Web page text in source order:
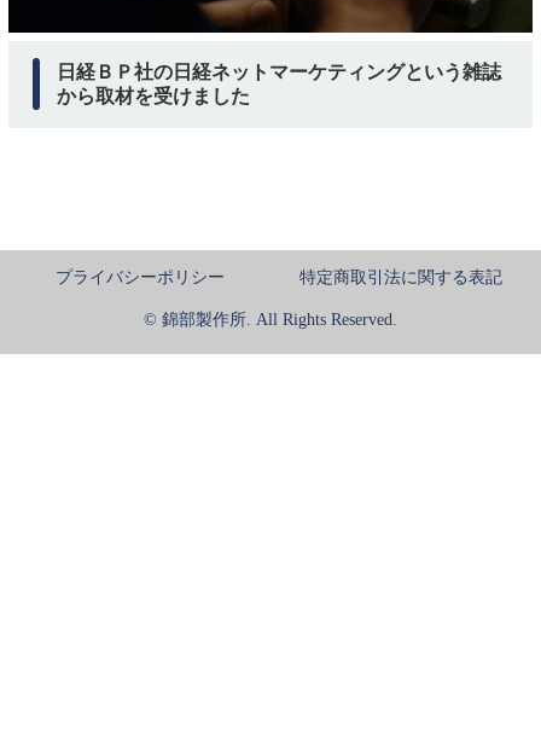
日経ＢＰ社の日経ネットマーケティングという雑誌
から取材を受けました
プライバシーポリシー 特定商取引法に関する表記
© 錦部製作所. All Rights Reserved.